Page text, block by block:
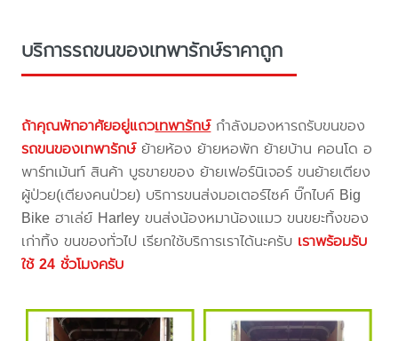
บริการรถขนของเทพารักษ์ราคาถูก
ถ้าคุณพักอาศัยอยู่แถวเทพารักษ์กำลังมองหารถรับขนของ
รถขนของเทพารักษ์ย้ายห้อง ย้ายหอพัก ย้ายบ้าน คอนโด อ
พาร์ทเม้นท์ สินค้า บูธขายของ ย้ายเฟอร์นิเจอร์ ขนย้ายเตียง
ผู้ป่วย(เตียงคนป่วย) บริการขนส่งมอเตอร์ไซค์ บิ๊กไบค์ Big
Bike ฮาเล่ย์ Harley ขนส่งน้องหมาน้องแมว ขนขยะทิ้งของ
เก่าทิ้ง ขนของทั่วไป เรียกใช้บริการเราได้นะครับ เราพร้อมรับ
ใช้ 24 ชั่วโมงครับ